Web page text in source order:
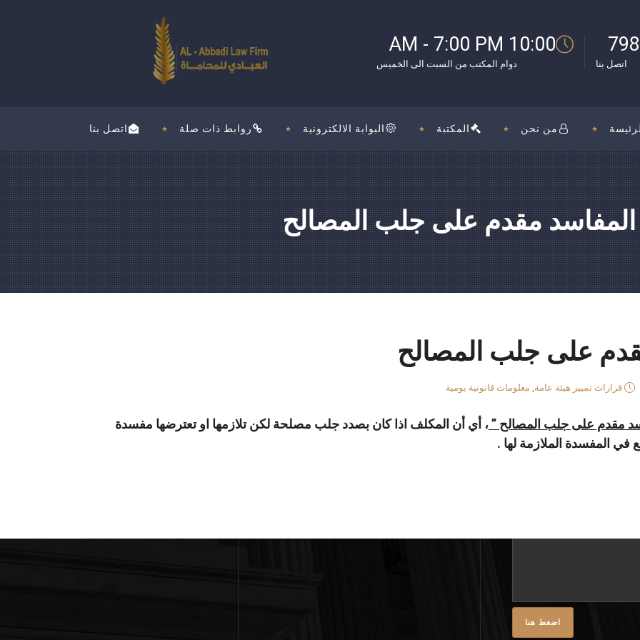
10:00 AM - 7:00 PM
دوام المكتب من السبت الى الخميس اتصل بنا
اتصل بنا روابط ذات صلة البوابة الالكترونية المكتبة من نحن
المفاسد مقدم على جلب المصالح
على جلب المصالح
قرارات تمييز هيئة عامة, معلومات قانونية يومية
مقدم على جلب المصالح ”، أي أن المكلف اذا كان بصدد جلب مصلحة لكن تلازمها او تعترضها مفسدة
في المفسدة الملازمة لها .